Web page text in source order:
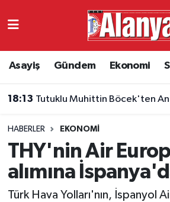
Asayiş Gündem Ekonomi
18:13 Tutuklu Muhittin Böcek'ten
HABERLER EKONOMI
THY'nin Air
alımına
Türk Hava Yolları'nın, İspanyol
Ekonomi
Resmi İlanlar
Alanyaspor
Antalya Namaz Vakitleri
Süper Lig Puan Durumu ve
Tüm Manşetler